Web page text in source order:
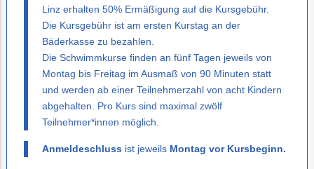
Linz erhalten 50% Ermäßigung auf die Kursgebühr.
Die Kursgebühr ist am ersten Kurstag an der
Bäderkasse zu bezahlen.
Die Schwimmkurse finden an fünf Tagen jeweils von
Montag bis Freitag im Ausmaß von 90 Minuten statt
und werden ab einer Teilnehmerzahl von acht Kindern
abgehalten. Pro Kurs sind maximal zwölf
Teilnehmer*innen möglich.
Anmeldeschluss ist jeweils Montag vor Kursbeginn.